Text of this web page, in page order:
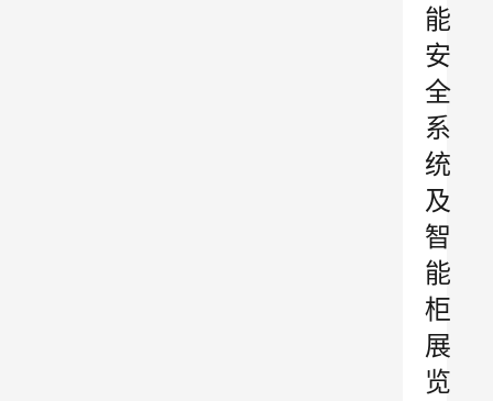
能
安
全
系
统
及
智
能
柜
展
览